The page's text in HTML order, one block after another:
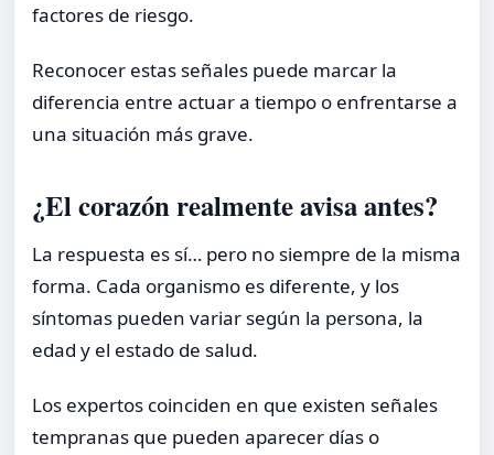
factores de riesgo.
Reconocer estas señales puede marcar la
diferencia entre actuar a tiempo o enfrentarse a
una situación más grave.
¿El corazón realmente avisa antes?
La respuesta es sí… pero no siempre de la misma
forma. Cada organismo es diferente, y los
síntomas pueden variar según la persona, la
edad y el estado de salud.
Los expertos coinciden en que existen señales
tempranas que pueden aparecer días o